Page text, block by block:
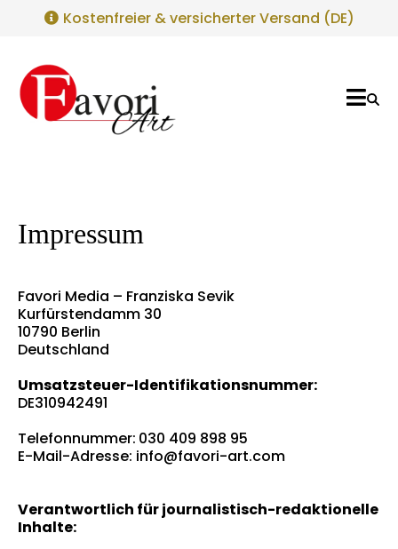
Kostenfreier & versicherter Versand (DE)
Impressum
Favori Media – Franziska Sevik
Kurfürstendamm 30
10790 Berlin
Deutschland
Umsatzsteuer-Identifikationsnummer:
DE310942491
Telefonnummer: 030 409 898 95
E-Mail-Adresse: info@favori-art.com
Verantwortlich für journalistisch-redaktionelle
Inhalte: